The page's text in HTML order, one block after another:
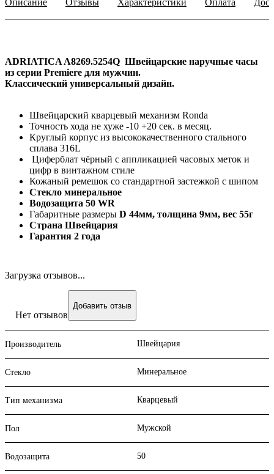
Описание Отзывы Характеристики Оплата
ADRIATICA A8269.5254Q Швейцарские наручные часы
из серии Premiere для мужчин.
Классический универсальный дизайн.
Швейцарский кварцевый механизм Ronda
Точность хода не хуже -10 +20 сек. в месяц.
Круглый корпус из высококачественного стального
сплава 316L
Циферблат чёрный с аппликацией часовых меток и
цифр в винтажном стиле
Кожаный ремешок со стандартной застежкой с шипом
Стекло минеральное
Водозащита 50 WR
Габаритные размеры D 44мм, толщина 9мм, вес 55г
Страна Швейцария
Гарантия 2 года
Загрузка отзывов...
Нет отзывов
Добавить отзыв
Производитель Швейцария
Стекло Минеральное
Тип механизма Кварцевый
Пол Мужской
Водозащита 50